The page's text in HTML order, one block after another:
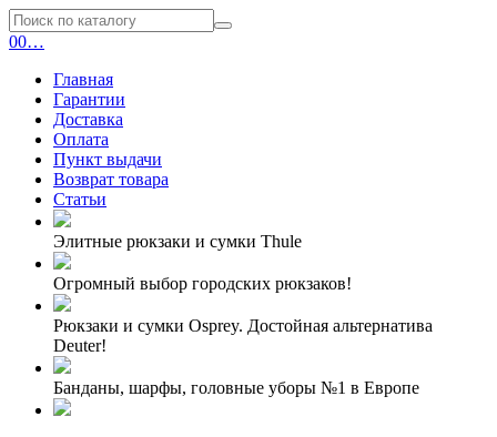
00…
Главная
Гарантии
Доставка
Оплата
Пункт выдачи
Возврат товара
Статьи
Элитные рюкзаки и сумки Thule
Огромный выбор городских рюкзаков!
Рюкзаки и сумки Osprey. Достойная альтернатива
Deuter!
Банданы, шарфы, головные уборы №1 в Европе